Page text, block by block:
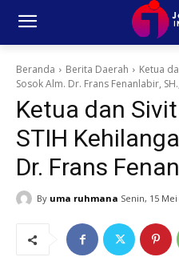
Beranda Berita Daerah
Ketua
Sosok Alm. Dr. Frans Fenanlabir,
Ketua dan
STIH
Dr. Frans
By uma ruhmana Senin, 15 Mei